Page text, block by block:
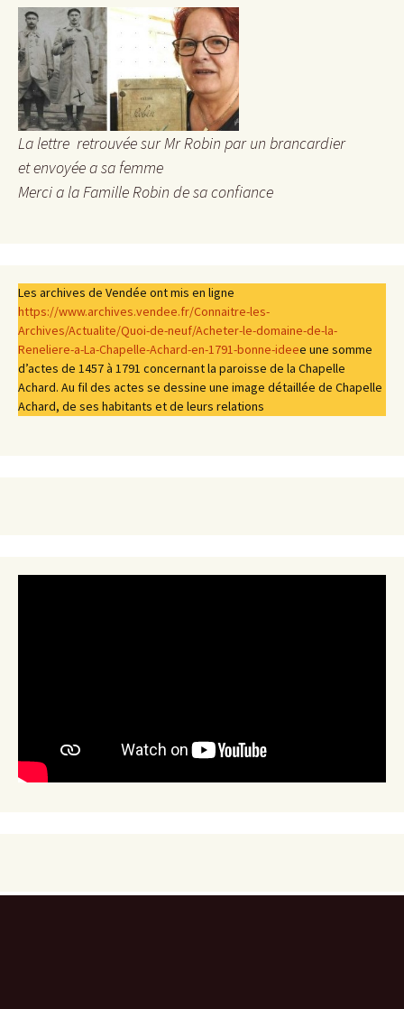
La lettre retrouvée sur Mr Robin par un brancardier
et envoyée a sa femme
Merci a la Famille Robin de sa confiance
Les archives de Vendée ont mis en ligne
https://www.archives.vendee.fr/Connaitre-les-
Archives/Actualite/Quoi-de-neuf/Acheter-le-domaine-de-la-
Reneliere-a-La-Chapelle-Achard-en-1791-bonne-ideee une somme
d’actes de 1457 à 1791 concernant la paroisse de la Chapelle
Achard. Au fil des actes se dessine une image détaillée de Chapelle
Achard, de ses habitants et de leurs relations